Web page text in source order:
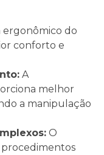
ergonômico do
conforto e
A
melhor
a manipulação
O
procedimentos